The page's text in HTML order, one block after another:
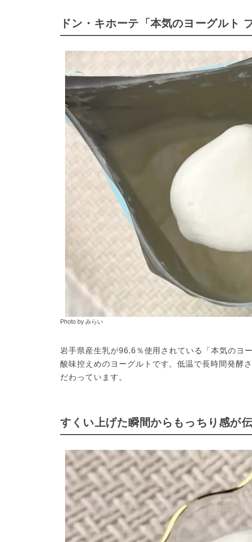
ドン・キホーテ「本気のヨーグルト
Photo by みらい
岩手県産生乳が96.6％使用されている「本気のヨ
酸味控えめのヨーグルトです。低温で長時間発酵
だわっています。
すくい上げた瞬間からもっちり感が